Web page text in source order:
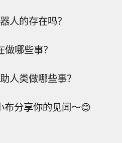
人的存在吗？
哪些事？
人类做哪些事？
布分享你的见闻～😊